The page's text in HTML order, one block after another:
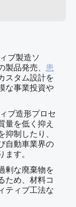
ブ製造ソ
品発売、 患
スタム設計を
な事業投資や
ブ造形プロセ
量を低く抑え
制したり、
自動車業界の
す。
剰な廃棄物を
ため、材料コ
ティブ工法な